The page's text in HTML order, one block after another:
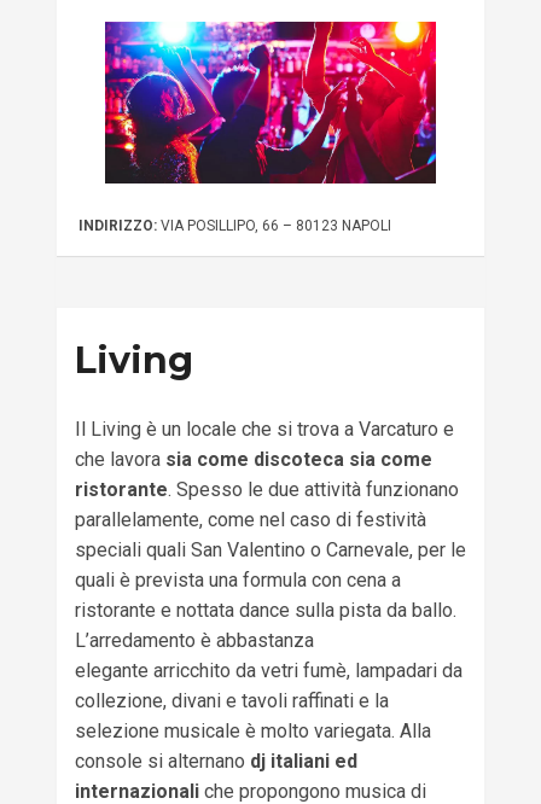
INDIRIZZO:VIA POSILLIPO, 66 – 80123 NAPOLI
Living
Il Living è un locale che si trova a Varcaturo e
che lavora sia come discoteca sia come
ristorante. Spesso le due attività funzionano
parallelamente, come nel caso di festività
speciali quali San Valentino o Carnevale, per le
quali è prevista una formula con cena a
ristorante e nottata dance sulla pista da ballo.
L’arredamento è abbastanza
elegante arricchito da vetri fumè, lampadari da
collezione, divani e tavoli raffinati e la
selezione musicale è molto variegata. Alla
console si alternano dj italiani ed
internazionaliche propongono musica di